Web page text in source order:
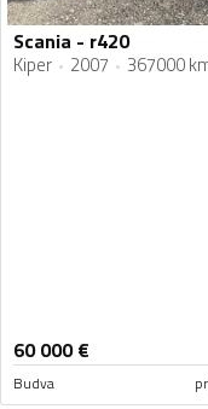
Scania - r420
Kiper 2007 367000
60 000€
Budva